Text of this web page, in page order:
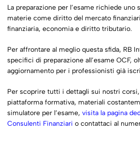
La preparazione per l’esame richiede
materie come diritto del mercato
finanziaria, economia e diritto tributario.
Per affrontare al meglio questa sfida, RB
specifici di preparazione all’esame OCF,
aggiornamento per i professionisti già
Per scoprire tutti i dettagli sui nostri
piattaforma formativa, materiali
simulatore per l’esame, visita la pagina
Consulenti Finanziari o contattaci al